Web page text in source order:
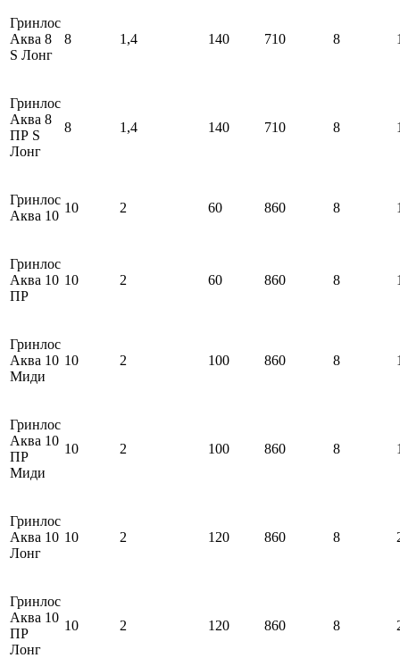
Гринлос
Аква 8
S Лонг
8 1,4 140 710 8
Гринлос
Аква 8
ПР S
Лонг
8 1,4 140 710 8
Гринлос
Аква 10
10 2 60 860 8
Гринлос
Аква 10
ПР
10 2 60 860 8
Гринлос
Аква 10
Миди
10 2 100 860 8
Гринлос
Аква 10
ПР
Миди
10 2 100 860 8
Гринлос
Аква 10
Лонг
10 2 120 860 8
Гринлос
Аква 10
ПР
Лонг
10 2 120 860 8